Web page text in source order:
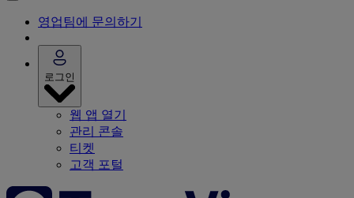
영업팀에 문의하기
로그인
웹 앱 열기
관리 콘솔
티켓
고객 포털